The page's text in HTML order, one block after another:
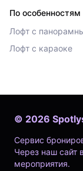
По особенностям
Лофт с
Лофт с караоке
© 2026
Сервис
Через наш сайт
мероприятия.